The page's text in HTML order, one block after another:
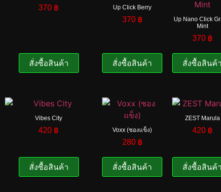
370 ฿
สั่งซื้อสินค้า
Up Click Berry
370 ฿
สั่งซื้อสินค้า
Up Nano Click
Mint
370 ฿
สั่งซื้อสินค้
Vibes City
420 ฿
สั่งซื้อสินค้า
Voxx (ซองแข็ง)
280 ฿
สั่งซื้อสินค้า
ZEST Marula
420 ฿
สั่งซื้อสินค้